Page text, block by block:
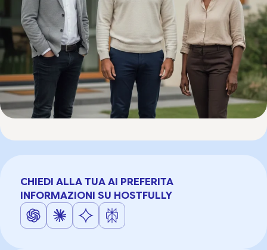
CHIEDI ALLA TUA AI PREFERITA
INFORMAZIONI SU HOSTFULLY